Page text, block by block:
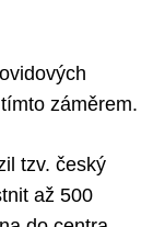
záměrem.
tzv. český
až 500